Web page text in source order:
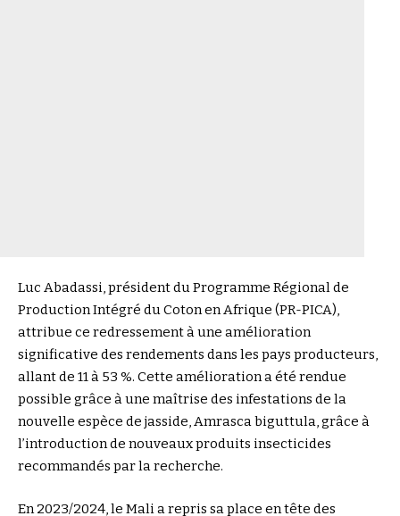
Luc Abadassi, président du Programme Régional de
Production Intégré du Coton en Afrique (PR-PICA),
attribue ce redressement à une amélioration
significative des rendements dans les pays producteurs,
allant de 11 à 53 %. Cette amélioration a été rendue
possible grâce à une maîtrise des infestations de la
nouvelle espèce de jasside, Amrasca biguttula, grâce à
l’introduction de nouveaux produits insecticides
recommandés par la recherche.
En 2023/2024, le Mali a repris sa place en tête des